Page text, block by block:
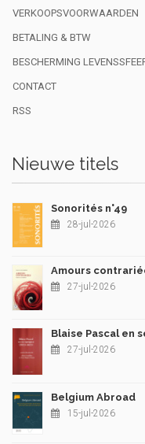
VERKOOPSVOORWAARDEN
BETALING & BTW
BESCHERMING
CONTACT
RSS
Nieuwe titels
Sonorités n°49
28-jul-2026
Amours
27-jul-2026
Blaise Pascal en
27-jul-2026
Belgium Abroad
15-jul-2026